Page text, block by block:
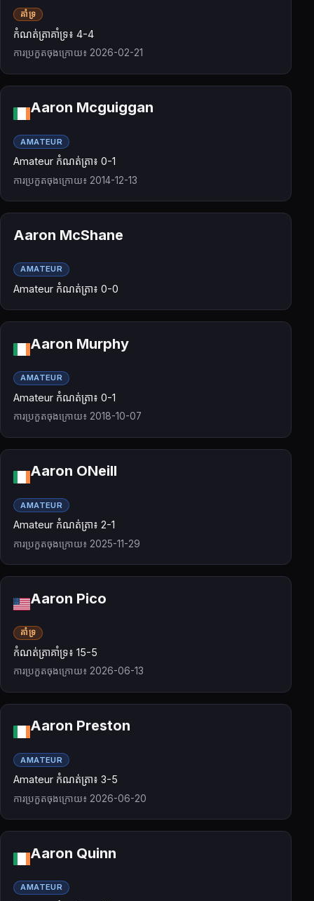
គាំទ្រ
កំណត់ត្រាគាំទ្រ៖ 4-4
ការប្រកួតចុងក្រោយ៖ 2026-02-21
Aaron Mcguiggan
AMATEUR
Amateur កំណត់ត្រា៖ 0-1
ការប្រកួតចុងក្រោយ៖ 2014-12-13
Aaron McShane
AMATEUR
Amateur កំណត់ត្រា៖ 0-0
Aaron Murphy
AMATEUR
Amateur កំណត់ត្រា៖ 0-1
ការប្រកួតចុងក្រោយ៖ 2018-10-07
Aaron ONeill
AMATEUR
Amateur កំណត់ត្រា៖ 2-1
ការប្រកួតចុងក្រោយ៖ 2025-11-29
Aaron Pico
គាំទ្រ
កំណត់ត្រាគាំទ្រ៖ 15-5
ការប្រកួតចុងក្រោយ៖ 2026-06-13
Aaron Preston
AMATEUR
Amateur កំណត់ត្រា៖ 3-5
ការប្រកួតចុងក្រោយ៖ 2026-06-20
Aaron Quinn
AMATEUR